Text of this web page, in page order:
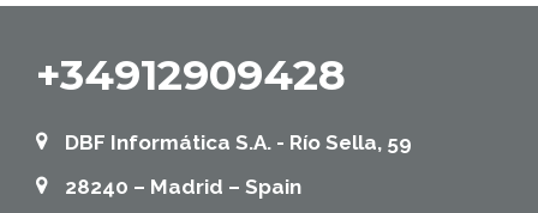
+34912909428
DBF Informática S.A. - Río Sella, 59
28240 – Madrid – Spain